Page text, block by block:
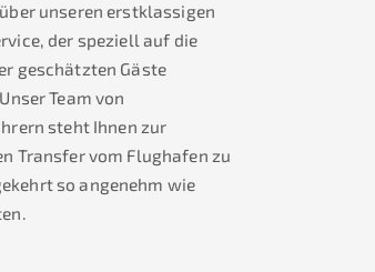
unseren erstklassigen
der speziell auf die
geschätzten Gäste
Team von
steht Ihnen zur
Transfer vom Flughafen zu
so angenehm wie